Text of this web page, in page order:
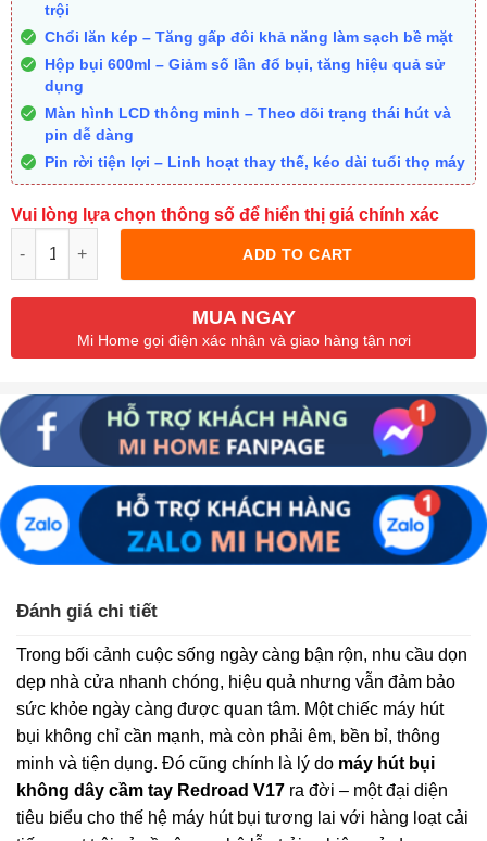
trội
Chổi lăn kép – Tăng gấp đôi khả năng làm sạch bề mặt
Hộp bụi 600ml – Giảm số lần đổ bụi, tăng hiệu quả sử
dụng
Màn hình LCD thông minh – Theo dõi trạng thái hút và
pin dễ dàng
Pin rời tiện lợi – Linh hoạt thay thế, kéo dài tuổi thọ máy
Vui lòng lựa chọn thông số để hiển thị giá chính xác
ADD TO CART
MUA NGAY
Mi Home gọi điện xác nhận và giao hàng tận nơi
Đánh giá chi tiết
Trong bối cảnh cuộc sống ngày càng bận rộn, nhu cầu dọn
dẹp nhà cửa nhanh chóng, hiệu quả nhưng vẫn đảm bảo
sức khỏe ngày càng được quan tâm. Một chiếc máy hút
bụi không chỉ cần mạnh, mà còn phải êm, bền bỉ, thông
minh và tiện dụng. Đó cũng chính là lý do máy hút bụi
không dây cầm tay Redroad V17 ra đời – một đại diện
tiêu biểu cho thế hệ máy hút bụi tương lai với hàng loạt cải